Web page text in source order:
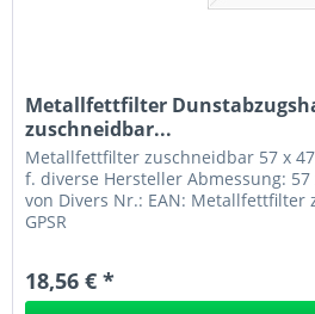
Metallfettfilter
zuschneidbar...
Metallfettfilter zuschneidbar 57 x
f. diverse Hersteller Abmessung:
von Divers Nr.: EAN: Metallfettfilter
GPSR
18,56 € *